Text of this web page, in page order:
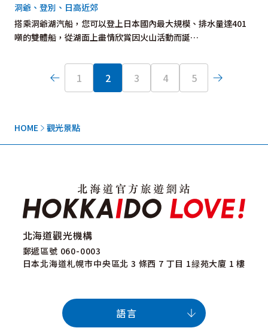
HOME 觀光景點
搭乘洞爺湖汽船，您可以登上日本國內最大規模、排水量達401
噸的雙體船，從湖面上盡情欣賞因火山活動而誕…
洞爺、登別、日高近郊
1 2 3 4 5
北海道觀光機構
郵遞區號 060-0003
日本北海道札幌市中央區北 3 條西 7 丁目 1緑苑大廈 1 樓
語言